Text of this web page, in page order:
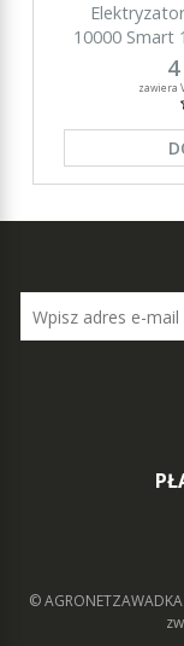
10000 Smart
zawiera
© AGRONETZAWADKA